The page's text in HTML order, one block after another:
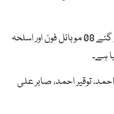
ملزمان کے قبضے سے چھینے گئے 08 موبائل فون اور اسلحہ
ہے۔
توقیر احمد، صابر علی